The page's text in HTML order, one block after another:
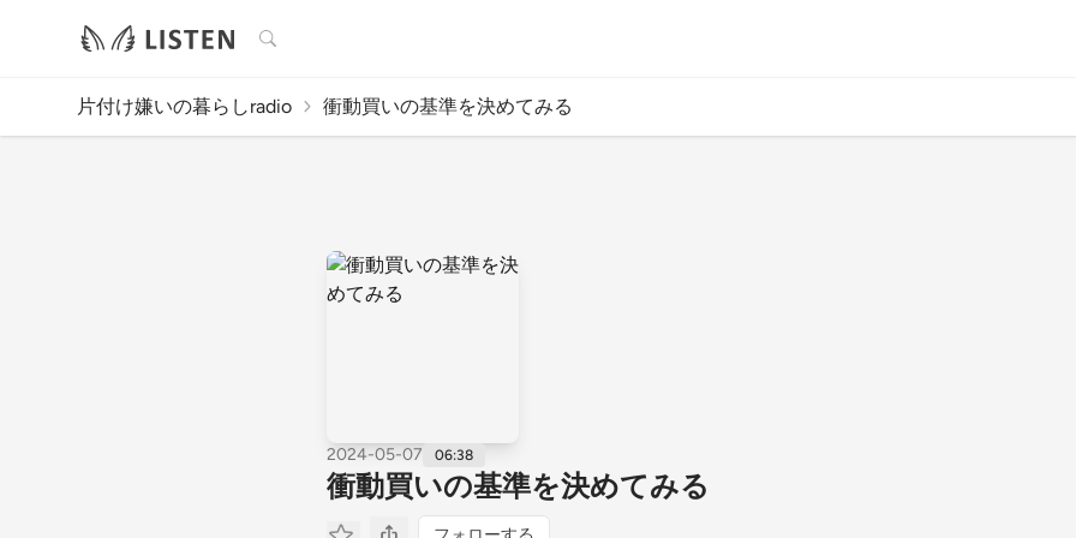
検索
片付け嫌いの暮らしradio 衝動買いの基準を決めてみる
2024-05-07 06:38
衝動買いの基準を決めてみる